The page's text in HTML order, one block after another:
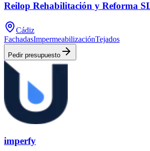
Reilop Rehabilitación y Reforma
Cádiz
FachadasImpermeabilizaciónTejados
Pedir presupuesto
imperfy